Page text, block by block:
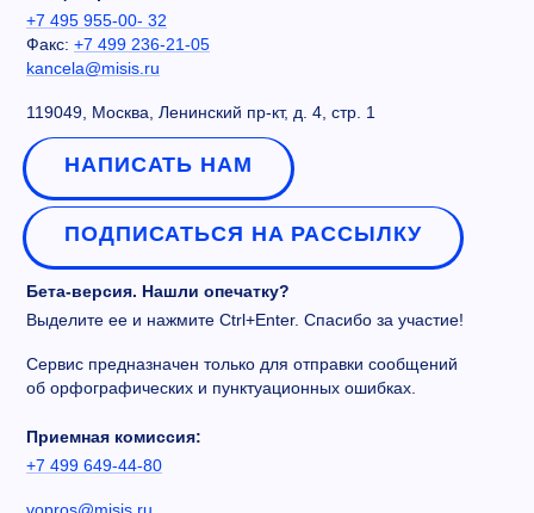
+7 495 955-00- 32
Факс: +7 499 236-21-05
kancela@misis.ru
119049, Москва, Ленинский пр-кт, д. 4, стр. 1
НАПИСАТЬ НАМ
ПОДПИСАТЬСЯ НА РАССЫЛКУ
Бета-версия. Нашли опечатку?
Выделите ее и нажмите Ctrl+Enter. Спасибо за участие!
Сервис предназначен только для отправки сообщений
об орфографических и пунктуационных ошибках.
Приемная комиссия:
+7 499 649-44-80